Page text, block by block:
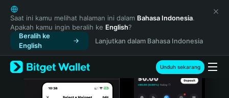
English
日本語
Tiếng Việt
Русский
Español (Latinoamérica)
Türkçe
Italiano
Saat ini kamu melihat halaman ini dalam Bahasa Indonesia.
Apakah kamu ingin beralih ke English?
Beralih ke
English
Lanjutkan dalam Bahasa Indonesia
Unduh sekarang